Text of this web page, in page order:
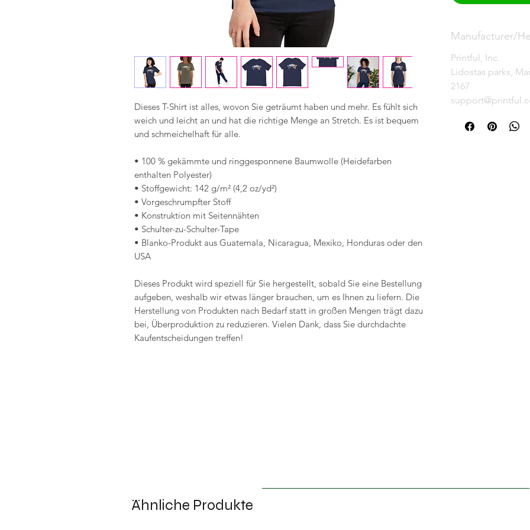
Dieses T-Shirt ist alles, wovon Sie geträumt haben und mehr. Es fühlt sich
weich und leicht an und hat die richtige Menge an Stretch. Es ist bequem
und schmeichelhaft für alle.
• 100 % gekämmte und ringgesponnene Baumwolle (Heidefarben
enthalten Polyester)
• Stoffgewicht: 142 g/m² (4,2 oz/yd²)
• Vorgeschrumpfter Stoff
• Konstruktion mit Seitennähten
• Schulter-zu-Schulter-Tape
• Blanko-Produkt aus Guatemala, Nicaragua, Mexiko, Honduras oder den
USA
Dieses Produkt wird speziell für Sie hergestellt, sobald Sie eine Bestellung
aufgeben, weshalb wir etwas länger brauchen, um es Ihnen zu liefern. Die
Herstellung von Produkten nach Bedarf statt in großen Mengen trägt dazu
bei, Überproduktion zu reduzieren. Vielen Dank, dass Sie durchdachte
Kaufentscheidungen treffen!
Manufacturer/
Printful, Inc.
Lidostas parks,
2167
Ähnliche Produkte